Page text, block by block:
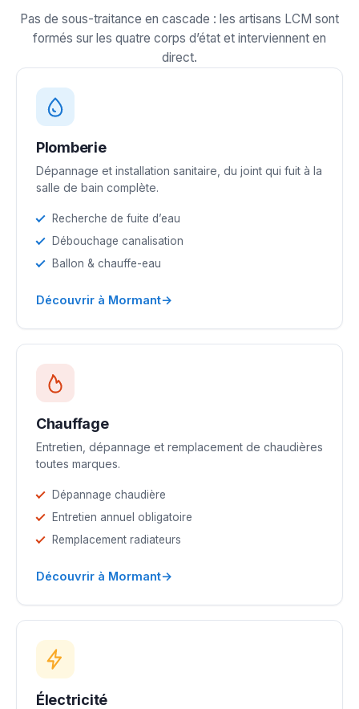
Pas de sous-traitance en cascade : les artisans LCM sont
formés sur les quatre corps d’état et interviennent en
direct.
Plomberie
Dépannage et installation sanitaire, du joint qui fuit à la
salle de bain complète.
Recherche de fuite d’eau
Débouchage canalisation
Ballon & chauffe-eau
Découvrir à Mormant→
Chauffage
Entretien, dépannage et remplacement de chaudières
toutes marques.
Dépannage chaudière
Entretien annuel obligatoire
Remplacement radiateurs
Découvrir à Mormant→
Électricité